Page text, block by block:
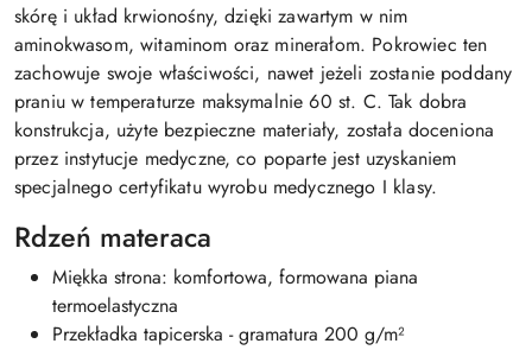
skórę i układ krwionośny, dzięki zawartym w nim
aminokwasom, witaminom oraz minerałom. Pokrowiec ten
zachowuje swoje właściwości, nawet jeżeli zostanie poddany
praniu w temperaturze maksymalnie 60 st. C. Tak dobra
konstrukcja, użyte bezpieczne materiały, została doceniona
przez instytucje medyczne, co poparte jest uzyskaniem
specjalnego certyfikatu wyrobu medycznego I klasy.
Rdzeń materaca
Miękka strona: komfortowa, formowana piana
termoelastyczna
Przekładka tapicerska - gramatura 200 g/m²